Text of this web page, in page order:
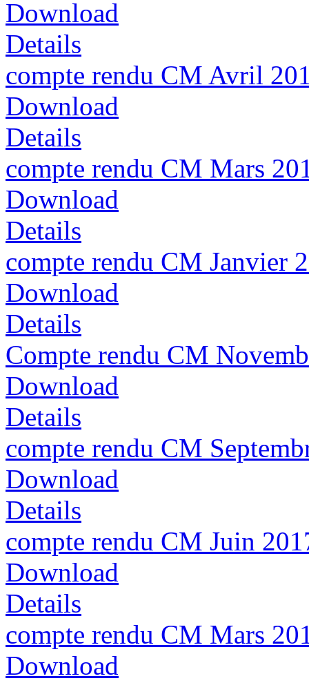
Download
Details
compte rendu CM Avril
Download
Details
compte rendu CM Mars
Download
Details
compte rendu CM Janvier
Download
Details
Compte rendu CM
Download
Details
compte rendu CM
Download
Details
compte rendu CM Juin
Download
Details
compte rendu CM Mars
Download